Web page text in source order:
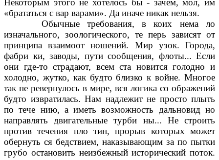
Некоторым этого не хотелось бы - зачем, мол, им
«брататься с вар варами». Да иначе никак нельзя.
Обычные требования, в коих нема ло
изначального, зоологического, те перь зависят от
принципа взаимоот ношений. Мир узок. Города,
фабри ки, заводы, пути сообщения, флоты... Если
они где-то страдают, всем ста новится голодно и
холодно, жутко, как будто близко к войне. Многое
так пе ревернулось в мире, вся логика со ображений
будто извратилась. Нам надлежит не просто плыть
по тече нию, а иметь возможность дальновид но
направлять двигательные турби ны... Не строить
против течения пло тин, прорыв которых может
обернуть ся бедствием, наказывающим за по пытки
грубо остановить неизбежный исторический поток.